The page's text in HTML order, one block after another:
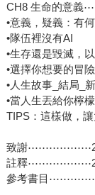
CH8 生命的意
•意義，疑義：有
•隊伍裡沒有AI
•生存還是毀滅，
•選擇你想要的冒險
•人生故事_結局_
•當人生丟給你檸檬
TIPS：這樣做
致謝
註釋
參考書目